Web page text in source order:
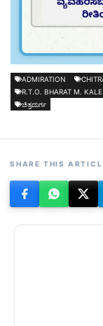
ADMIRATION
R.T.O. BHARAT M.
ಚಿತ್ರದುರ್ಗ
SHARE THIS